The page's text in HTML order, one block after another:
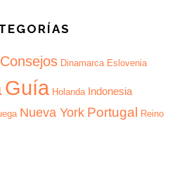
Consejos Dinamarca Eslovenia
Guía Holanda Indonesia
Nueva York Portugal
Reino